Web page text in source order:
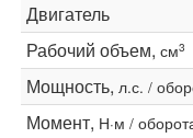
Двигатель
Рабочий объем, см3
Мощность, л.с. /
Момент, Н·м /